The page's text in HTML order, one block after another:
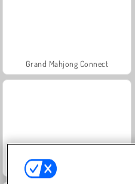
Grand Mahjong Connect
Scala 40